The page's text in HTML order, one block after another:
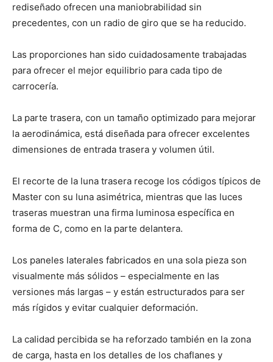
rediseñado ofrecen una maniobrabilidad sin
precedentes, con un radio de giro que se ha reducido.
Las proporciones han sido cuidadosamente trabajadas
para ofrecer el mejor equilibrio para cada tipo de
carrocería.
La parte trasera, con un tamaño optimizado para mejorar
la aerodinámica, está diseñada para ofrecer excelentes
dimensiones de entrada trasera y volumen útil.
El recorte de la luna trasera recoge los códigos típicos de
Master con su luna asimétrica, mientras que las luces
traseras muestran una firma luminosa específica en
forma de C, como en la parte delantera.
Los paneles laterales fabricados en una sola pieza son
visualmente más sólidos – especialmente en las
versiones más largas – y están estructurados para ser
más rígidos y evitar cualquier deformación.
La calidad percibida se ha reforzado también en la zona
de carga, hasta en los detalles de los chaflanes y